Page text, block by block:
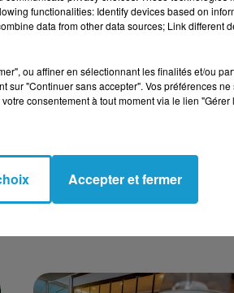
"ÉLEVÉ EN PLEIN AIR" :
L’UNION EUROPÉENNE
functionalities: Identify devices based on
data from other data sources; Link different
ou affiner en sélectionnant les finalités et/ou
sur "Continuer sans accepter". Vos préférences
consentement à tout moment via le lien
Accepter et fermer